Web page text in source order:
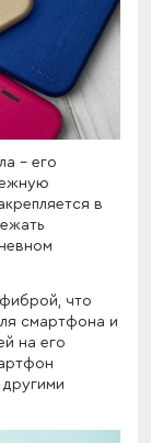
- его
в
что
смартфона и
на его